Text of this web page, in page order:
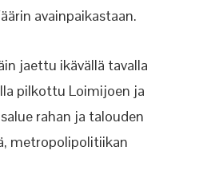
avainpaikastaan.
jaettu ikävällä tavalla
pilkottu Loimijoen ja
rahan ja talouden
metropolipolitiikan